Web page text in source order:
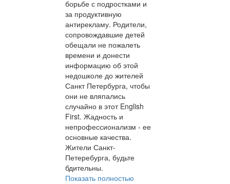
борьбе с подростками и
за продуктивную
антирекламу. Родители,
сопровождавшие детей
обещали не пожалеть
времени и донести
информацию об этой
недошколе до жителей
Санкт Петербурга, чтобы
они не вляпались
случайно в этот English
First. Жадность и
непрофессионализм - ее
основные качества.
Жители Санкт-
Петеребурга, будьте
бдительны.
Показать полностью